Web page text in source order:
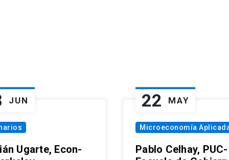
JUN
Ugarte, Econ-
22 MAY
Microeconomía
Pablo Celhay, PUC-